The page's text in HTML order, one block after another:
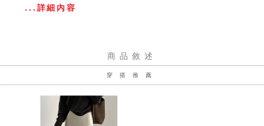
...詳細內容
商品敘述